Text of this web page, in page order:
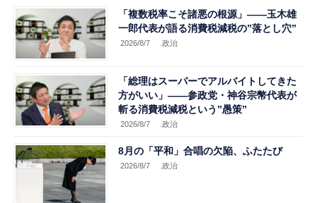
「複数税率こそ諸悪の根源」――玉木雄
一郎代表が語る消費税減税の”落とし穴”
2026/8/7 .政治
「総理はスーパーでアルバイトしてきた
方がいい」――参政党・神谷宗幣代表が
斬る消費税減税という”愚策”
2026/8/7 .政治
8月の「平和」合唱の欠陥、ふたたび
2026/8/7 .政治